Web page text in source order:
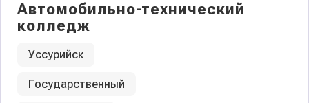
Автомобильно-технический
колледж
Уссурийск
Государственный